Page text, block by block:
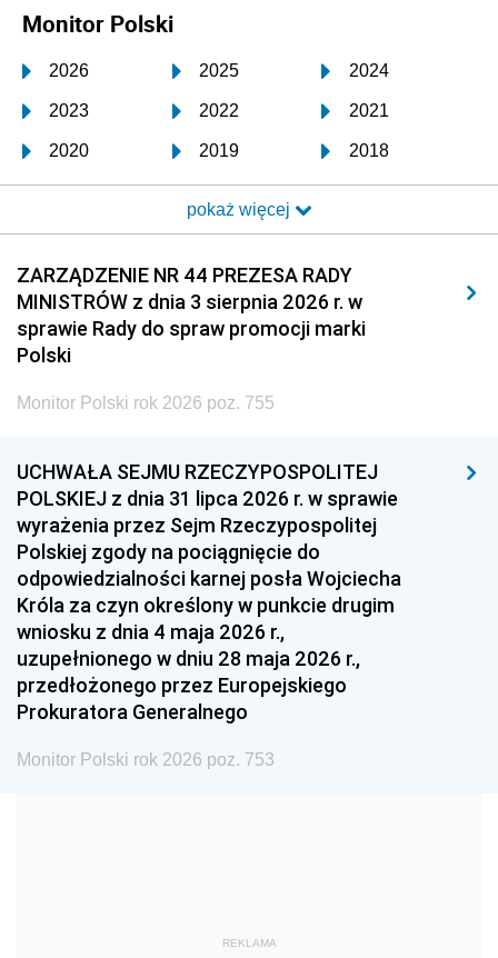
Monitor Polski
2026 2025 2024
2023 2022 2021
2020 2019 2018
2017 2016 2015
2014 2013 2012
2011 2010 2009
2008 2007 2006
2005
1996 1995 1994
1993 1992 1991
1990 1989
1987 1986 1985
1984 1983
1981 1980 1979
1978 1977
1975 1974
1959
pokaż więcej
ZARZĄDZENIE NR 44 PREZESA RADY
MINISTRÓW z dnia 3 sierpnia 2026 r. w
sprawie Rady do spraw promocji marki
Polski
Monitor Polski rok 2026 poz. 755
UCHWAŁA SEJMU RZECZYPOSPOLITEJ
POLSKIEJ z dnia 31 lipca 2026 r. w sprawie
wyrażenia przez Sejm Rzeczypospolitej
Polskiej zgody na pociągnięcie do
odpowiedzialności karnej posła Wojciecha
Króla za czyn określony w punkcie drugim
wniosku z dnia 4 maja 2026 r.,
uzupełnionego w dniu 28 maja 2026 r.,
przedłożonego przez Europejskiego
Prokuratora Generalnego
Monitor Polski rok 2026 poz. 753
REKLAMA